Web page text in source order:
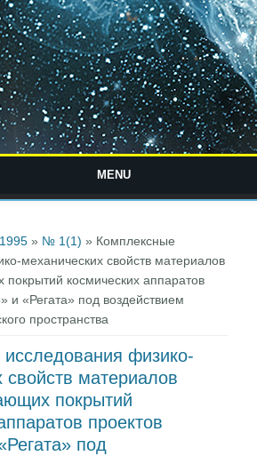
MENU
1995 » № 1(1) » Комплексные
механических свойств материалов
космических аппаратов
и «Регата» под воздействием
пространства
физико-
свойств материалов
покрытий
проектов
под